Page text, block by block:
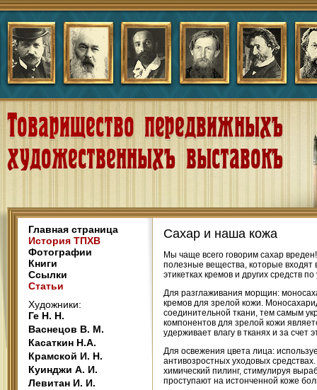
Главная страница
История ТПХВ
Фотографии
Книги
Ссылки
Статьи
Художники:
Ге Н. Н.
Васнецов В. М.
Касаткин Н.А.
Крамской И. Н.
Куинджи А. И.
Левитан И. И.
Сахар и наша кожа
Мы чаще всего говорим сахар
полезные вещества, которые входят
этикетках кремов и других средств
Для разглаживания морщин:
кремов для зрелой кожи.
соединительной ткани, тем самым
компонентов для зрелой кожи
удерживает влагу в тканях и за счет
Для освежения цвета лица:
антивозростных уходовых
химический пилинг, стимулируя
проступают на истонченной коже